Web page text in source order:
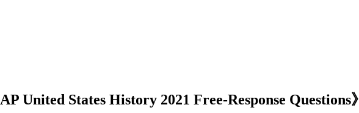
United States History 2021 Free-Response Questions》